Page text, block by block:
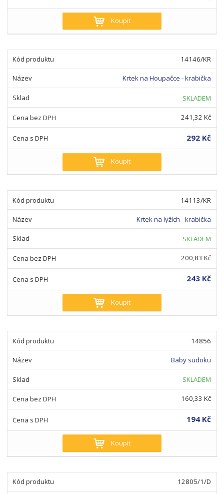
Koupit
14146/KR
Krtek na Houpačce - krabička
SKLADEM
241,32 Kč
292 Kč
Koupit
14113/KR
Krtek na lyžích - krabička
SKLADEM
200,83 Kč
243 Kč
Koupit
14856
Baby sudoku
SKLADEM
160,33 Kč
194 Kč
Koupit
12805/1/D